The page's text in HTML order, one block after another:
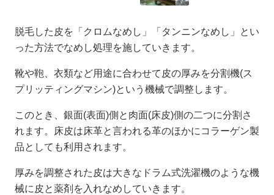
脱毛した皮を「クロムなめし」「タンニンなめし」とい
った方法でなめし処理を施していきます。
靴や鞄、衣類など用途に合わせて皮の厚みを分割機(ス
プリッティングマシン)という機械で調整します。
このとき、銀面(表面)側と肉面(床皮)側の二つに分割さ
れます。床皮は床革と言われる革のほかにコラーゲン製
品としても利用されます。
厚みを調整された皮は大きなドラム式洗濯機のような機
械に皮と薬剤を入れなめしていきます。